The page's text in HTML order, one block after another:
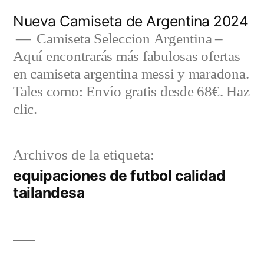
contenido
Nueva Camiseta de Argentina 2024
Camiseta Seleccion Argentina –
Aquí encontrarás más fabulosas ofertas
en camiseta argentina messi y maradona.
Tales como: Envío gratis desde 68€. Haz
clic.
Archivos de la etiqueta:
equipaciones de futbol calidad
tailandesa